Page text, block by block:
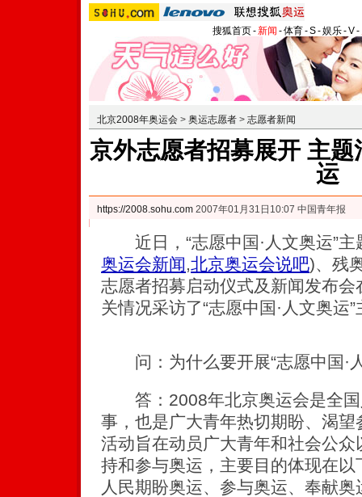
搜狐首页-新闻 -体育-S-娱乐-V-
北京2008年奥运会 > 奥运志愿者 > 志愿者新闻
京外志愿者招募展开 主
运
https://2008.sohu.com 2007年01月31日10:07 中国青年报
近日，“志愿中国·人文奥运”主
奥运会新闻,北京奥运会说吧)、残
志愿者招募启动仪式及新闻发布
关情况采访了“志愿中国·人文奥运
问：为什么要开展“志愿中国·
答：2008年北京奥运会是全国
事，也是广大青年热切期盼、渴
活动旨在动员广大青年和社会公
持和参与奥运，主要目的体现在
人民期盼奥运、参与奥运、奉献